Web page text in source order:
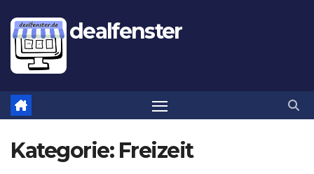
dealfenster
Kategorie: Freizeit